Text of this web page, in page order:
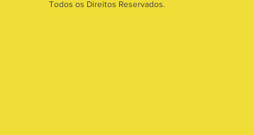
Todos os Direitos Reservados.